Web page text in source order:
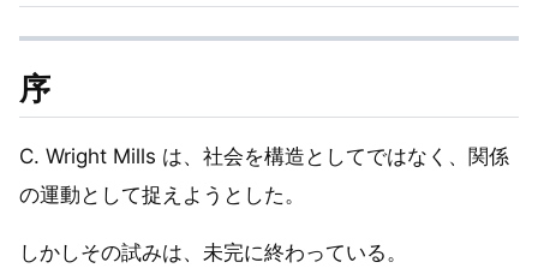
序
C. Wright Mills は、社会を構造としてではなく、関係
の運動として捉えようとした。
しかしその試みは、未完に終わっている。